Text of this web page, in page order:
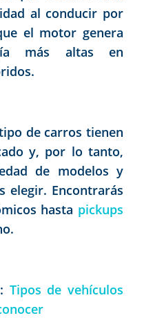
al conducir por
el motor genera
más altas en
de carros tienen
y, por lo tanto,
de modelos y
elegir. Encontrarás
hasta pickups
Tipos de vehículos